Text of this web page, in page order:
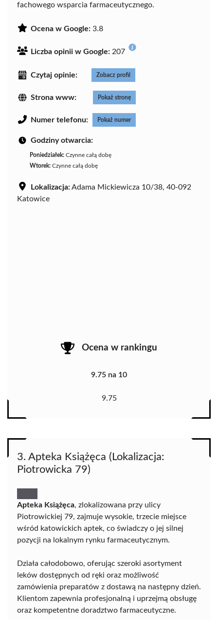
fachowego wsparcia farmaceutycznego.
Ocena w Google: 3.8
Liczba opinii w Google: 207
Czytaj opinie: Zobacz profil
Strona www: Pokaż stronę
Numer telefonu: Pokaż numer
Godziny otwarcia:
Poniedziałek: Czynne całą dobę
Wtorek: Czynne całą dobę
Lokalizacja:Adama Mickiewicza 10/38, 40-092
Katowice
Ocena w rankingu
9.75 na 10
9.75
3. Apteka Książęca (Lokalizacja:
Piotrowicka 79)
Apteka Książęca, zlokalizowana przy ulicy
Piotrowickiej 79, zajmuje wysokie, trzecie miejsce
wśród katowickich aptek, co świadczy o jej silnej
pozycji na lokalnym rynku farmaceutycznym.
Działa całodobowo, oferując szeroki asortyment
leków dostępnych od ręki oraz możliwość
zamówienia preparatów z dostawą na następny dzień.
Klientom zapewnia profesjonalną i uprzejmą obsługę
oraz kompetentne doradztwo farmaceutyczne.